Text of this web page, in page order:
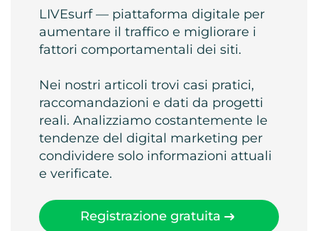
LIVEsurf — piattaforma digitale per
aumentare il traffico e migliorare i
fattori comportamentali dei siti.
Nei nostri articoli trovi casi pratici,
raccomandazioni e dati da progetti
reali. Analizziamo costantemente le
tendenze del digital marketing per
condividere solo informazioni attuali
e verificate.
Registrazione gratuita